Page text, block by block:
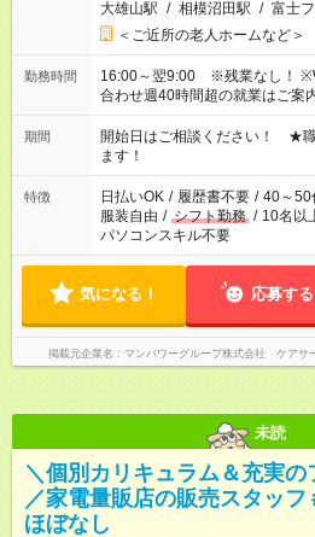
大雄山駅 / 相模沼田駅 / 富士
＜ご近所の老人ホームなど＞
勤務時間
16:00～翌9:00 ※残業なし！ ※Wワークの場合、他のお仕事と
合わせ週40時間超の就業はご案
週20時間以上勤務は社会保険
派遣法（日雇い派遣の原則禁止
業はご案内が難しい場合がありま
期間
開始日はご相談ください！ ★
ます！
特徴 日払いOK / 履歴書不要 / 40～50
服装自由 / シフト勤務 / 10名以
パソコンスキル不要
気になる！ 応募する
掲載元企業名 マンパワーグループ株式会社 ケアサ
未読
＼個別カリキュラム＆充実の
／家電量販店の販売スタッ
ほぼなし